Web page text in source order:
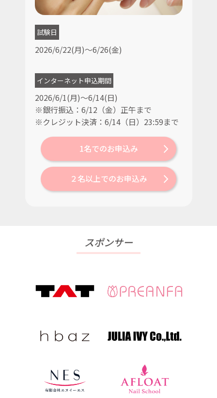
試験日
2026/6/22(月)～6/26(金)
インターネット申込期間
2026/6/1(月)～6/14(日)
※銀行振込：6/12（金）正午まで
※クレジット決済：6/14（日）23:59まで
1名でのお申込み
２名以上でのお申込み
スポンサー